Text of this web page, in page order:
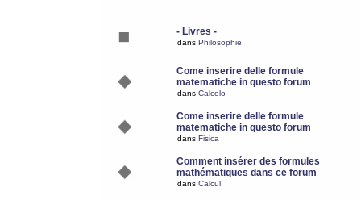
- Livres -
dans Philosophie
Come inserire delle formule
matematiche in questo forum
dans Calcolo
Come inserire delle formule
matematiche in questo forum
dans Fisica
Comment insérer des formules
mathématiques dans ce forum
dans Calcul